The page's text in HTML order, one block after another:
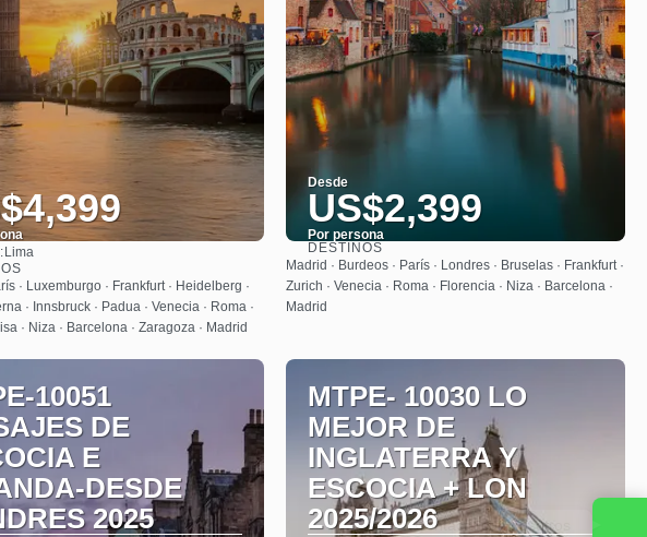
Lima
· Luxemburgo · Frankfurt · Heidelberg ·
· Innsbruck · Padua · Venecia · Roma ·
· Niza · Barcelona · Zaragoza · Madrid
Desde
US$2,399
Por persona
Ver
DESTINOS
Madrid · Burdeos · París · Londres · Bruselas · Frankfurt ·
Zurich · Venecia · Roma · Florencia · Niza · Barcelona ·
Madrid
10051
DE
E
DESDE
2025
MTPE- 10030 LO
MEJOR DE
INGLATERRA Y
ESCOCIA + LON
2025/2026Contacta con nosotros